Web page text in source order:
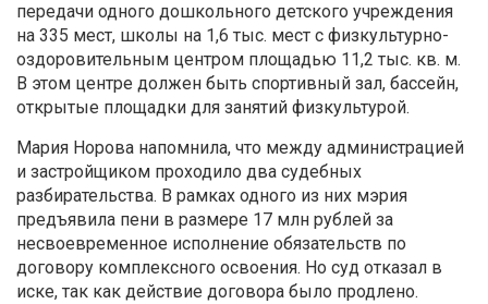
передачи одного дошкольного детского учреждения
на 335 мест, школы на 1,6 тыс. мест с физкультурно-
оздоровительным центром площадью 11,2 тыс. кв. м.
В этом центре должен быть спортивный зал, бассейн,
открытые площадки для занятий физкультурой.
Мария Норова напомнила, что между администрацией
и застройщиком проходило два судебных
разбирательства. В рамках одного из них мэрия
предъявила пени в размере 17 млн рублей за
несвоевременное исполнение обязательств по
договору комплексного освоения. Но суд отказал в
иске, так как действие договора было продлено.